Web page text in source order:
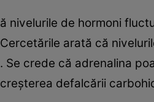
nivelurile de hormoni
arată că
Se crede că adrenalina
defalcării